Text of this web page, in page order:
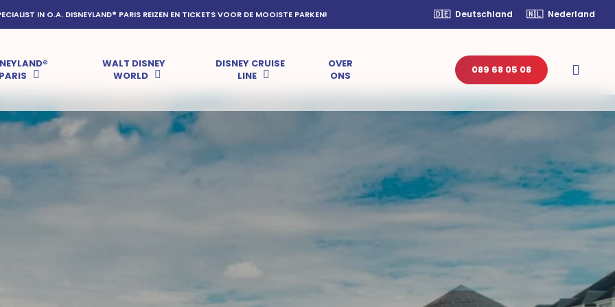
IN O.A. DISNEYLAND® PARIS REIZEN EN TICKETS VOOR DE MOOISTE PARKEN! 🇩🇪 Deutschland 🇳🇱 Nederland
PARIS
WALT DISNEY
WORLD
DISNEY CRUISE
LINE
OVER
ONS
089 68 05 08